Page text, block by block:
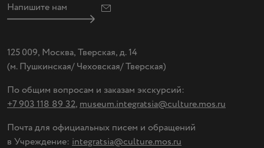
Напишите нам
125 009, Москва, Тверская, д. 14
(м. Пушкинская/ Чеховская/ Тверская)
По общим вопросам и заказам экскурсий:
+7 903 118 89 32,museum.integratsia@culture.mos.ru
Почта для официальных писем и обращений
в Учреждение: integratsia@culture.mos.ru